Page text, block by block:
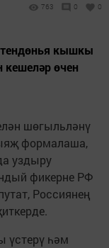
763 0 0
кышкы
кешеләр өчен
шөгыльләнү
формалаша,
уздыру
фикерне РФ
Россиянең
үстерү һәм